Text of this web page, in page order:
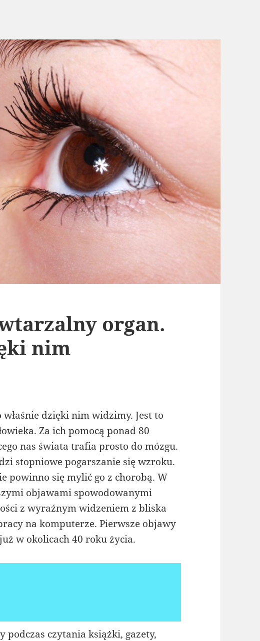
organ.
nim
dzięki nim widzimy. Jest to
Za ich pomocą ponad 80
nas świata trafia prosto do mózgu.
stopniowe pogarszanie się wzroku.
powinno się mylić go z chorobą. W
objawami spowodowanymi
z wyraźnym widzeniem z bliska
na komputerze. Pierwsze objawy
w okolicach 40 roku życia.
podczas czytania książki, gazety,